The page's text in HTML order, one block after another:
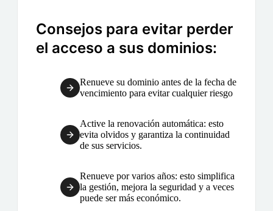
Consejos para evitar perder
el acceso a sus dominios:
Renueve su dominio antes de la fecha de
vencimiento para evitar cualquier riesgo
Active la renovación automática: esto
evita olvidos y garantiza la continuidad
de sus servicios.
Renueve por varios años: esto simplifica
la gestión, mejora la seguridad y a veces
puede ser más económico.